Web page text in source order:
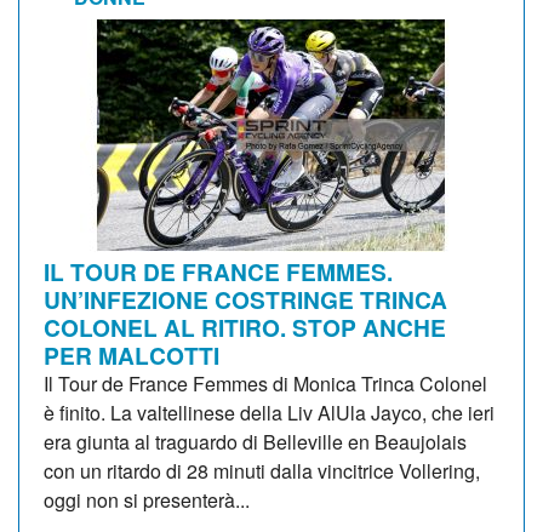
IL TOUR DE FRANCE FEMMES.
UN’INFEZIONE COSTRINGE TRINCA
COLONEL AL RITIRO. STOP ANCHE
PER MALCOTTI
Il Tour de France Femmes di Monica Trinca Colonel
è finito. La valtellinese della Liv AlUla Jayco, che ieri
era giunta al traguardo di Belleville en Beaujolais
con un ritardo di 28 minuti dalla vincitrice Vollering,
oggi non si presenterà...